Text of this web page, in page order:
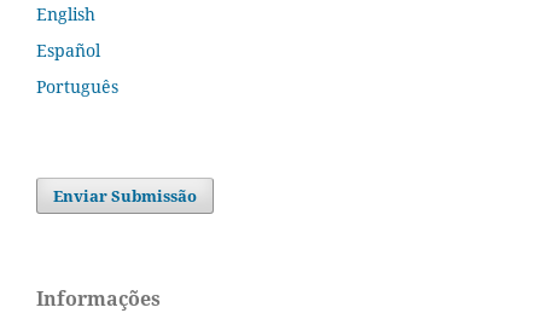
English
Español
Português
Enviar Submissão
Informações